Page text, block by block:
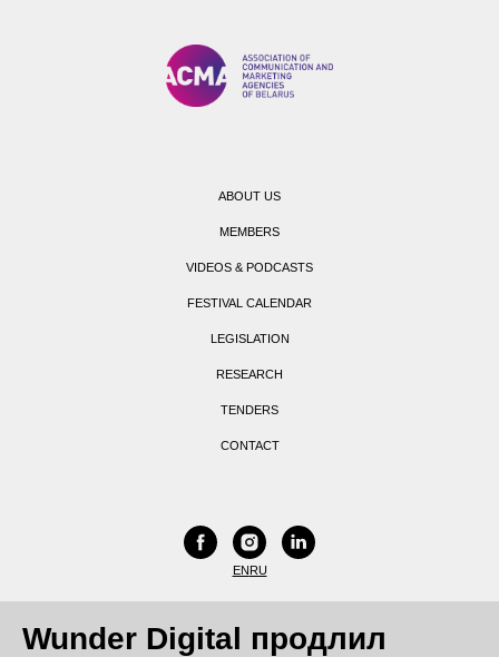
ABOUT US
MEMBERS
VIDEOS & PODCASTS
FESTIVAL CALENDAR
LEGISLATION
RESEARCH
TENDERS
CONTACT
ENRU
Wunder Digital продлил